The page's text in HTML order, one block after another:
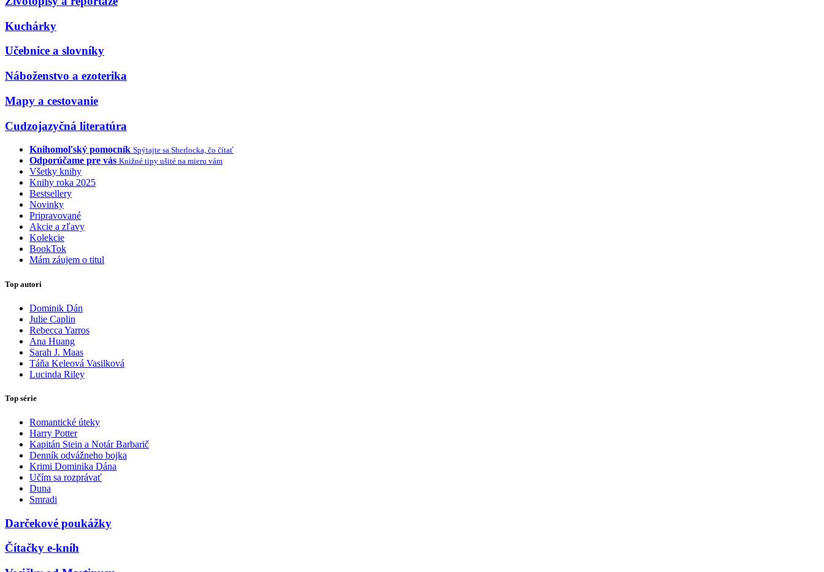
Kuchárky
Učebnice a slovníky
Náboženstvo a ezoterika
Mapy a cestovanie
Cudzojazyčná literatúra
Knihomoľský pomocník Spýtajte sa Sherlocka, čo čítať
Odporúčame pre vás Knižné tipy ušité na mieru vám
Všetky knihy
Knihy roka 2025
Bestsellery
Novinky
Pripravované
Akcie a zľavy
Kolekcie
BookTok
Mám záujem o titul
Top autori
Dominik Dán
Julie Caplin
Rebecca Yarros
Ana Huang
Sarah J. Maas
Táňa Keleová Vasilková
Lucinda Riley
Top série
Romantické úteky
Harry Potter
Kapitán Stein a Notár Barbarič
Denník odvážneho bojka
Krimi Dominika Dána
Učím sa rozprávať
Duna
Smradi
Darčekové poukážky
Čítačky e-kníh